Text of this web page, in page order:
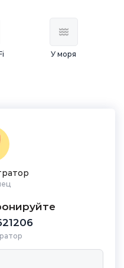
У моря